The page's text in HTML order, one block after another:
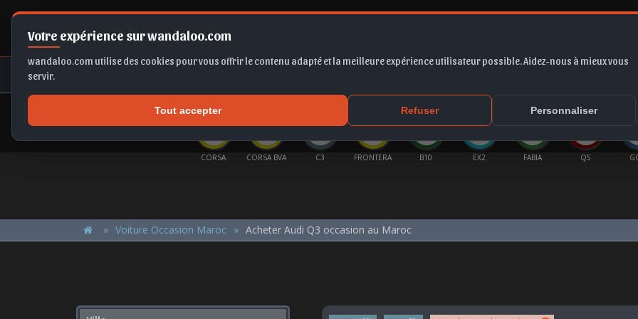
Votre expérience sur wandaloo.com
wandaloo.com utilise des cookies pour vous offrir le contenu adapté et la meilleure expérience utilisateur possible. Aidez-nous à mieux vous
servir.
Tout accepter Refuser Personnaliser
CORSA CORSA BVA C3 FRONTERA B10 EX2 FABIA Q5
Voiture Occasion Maroc Acheter Audi Q3 occasion au Maroc